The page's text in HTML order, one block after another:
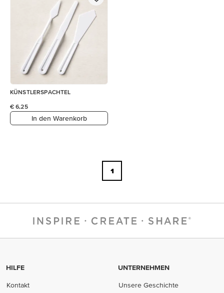
KÜNSTLERSPACHTEL
€ 6,25
In den Warenkorb
1
HILFE
Kontakt
UNTERNEHMEN
Unsere Geschichte